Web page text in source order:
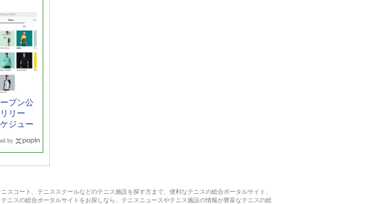
プン公
リー
ジュー
by
コート、テニススクールなどのテニス施設を探す方まで、便利なテニスの総合ポータルサイト、
ニスの総合ポータルサイトをお探しなら、テニスニュースやテニス施設の情報が豊富なテニスの総